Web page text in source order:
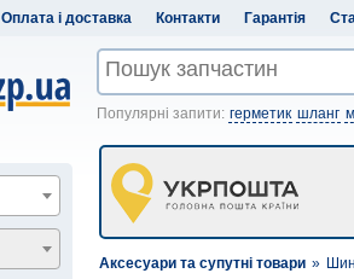
Оплата і доставка Контакти Гарантія
Популярні запити: герметик шланг
Аксесуари та супутні товари »